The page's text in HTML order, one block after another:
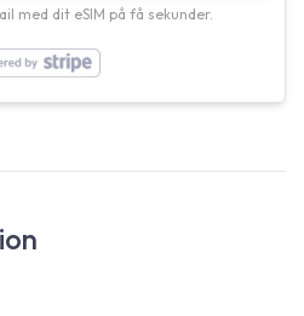
med dit eSIM på få sekunder.